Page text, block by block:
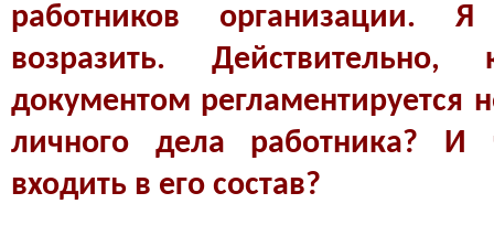
работников организации.
возразить.
документом регламентируется
личного дела работника? И
входить в его состав?